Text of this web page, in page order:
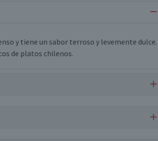
y tiene un sabor terroso y levemente dulce.
de platos chilenos.